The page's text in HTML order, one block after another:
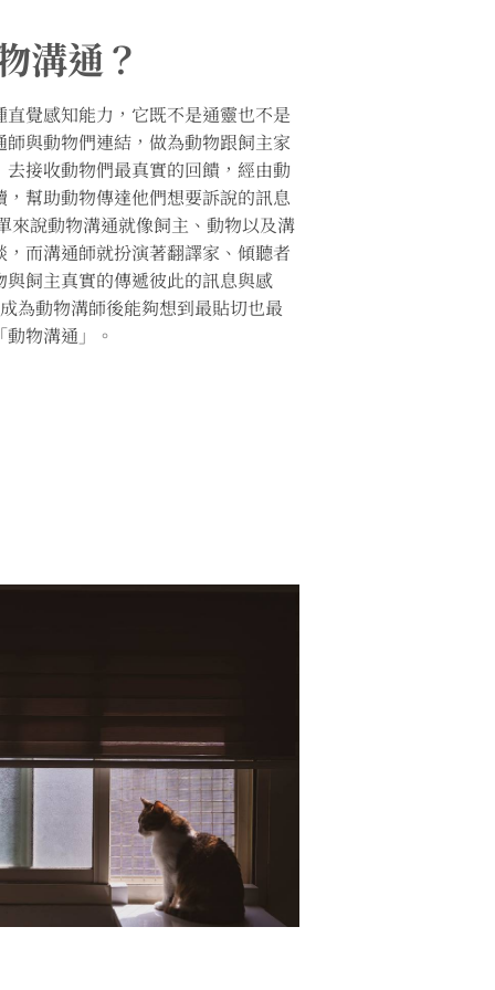
溝通？
覺感知能力，它既不是通靈也不是
與動物們連結，做為動物跟飼主家
接收動物們最真實的回饋，經由動
幫助動物傳達他們想要訴說的訊息
來說動物溝通就像飼主、動物以及溝
而溝通師就扮演著翻譯家、傾聽者
飼主真實的傳遞彼此的訊息與感
為動物溝師後能夠想到最貼切也最
物溝通」。